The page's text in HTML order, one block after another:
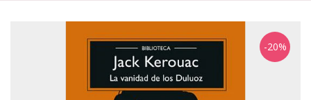
-20%